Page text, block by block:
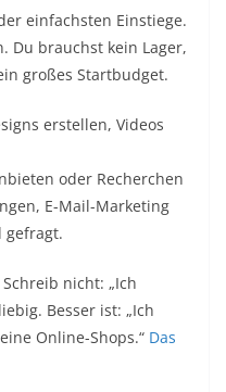
einfachsten Einstiege.
Du brauchst kein Lager,
großes Startbudget.
erstellen, Videos
oder Recherchen
E-Mail-Marketing
gefragt.
nicht: „Ich
Besser ist: „Ich
Online-Shops.“ Das